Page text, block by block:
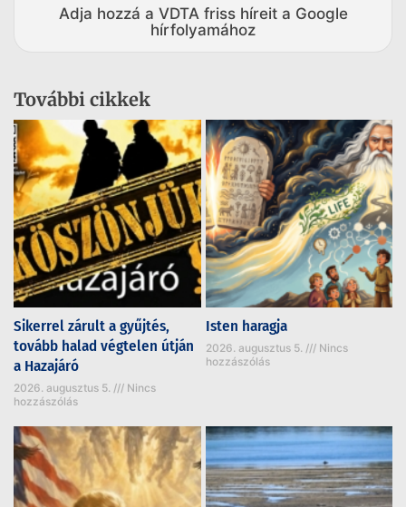
Adja hozzá a VDTA friss híreit a Google
hírfolyamához
További cikkek
Sikerrel zárult a gyűjtés,
tovább halad végtelen útján
a Hazajáró
2026. augusztus 5.
Nincs
hozzászólás
Isten haragja
2026. augusztus 5.
Nincs
hozzászólás